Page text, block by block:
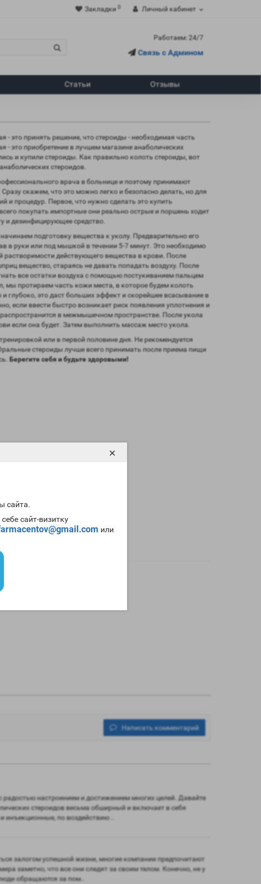
сайта.
сайт-визитку
или
×
Закладки 0 Личный кабинет
Работаем: 24/7
Связь с Админом
Статьи Отзывы
- это принять решение, что стероиды - необходимая часть
- это приобретение в лучшем магазине анаболических
и купили стероиды. Как правильно колоть стероиды, вот
стероидов.
врача в больнице и поэтому принимают
скажем, что это можно легко и безопасно делать, но для
и процедур. Первое, что нужно сделать это купить
покупать импортные они реально острые и поршень ходит
и дезинфицирующее средство.
подготовку вещества к уколу. Предварительно его
в руки или под мышкой в течении 5-7 минут. Это необходимо
растворимости действующего вещества в крови. После
вещество, стараясь не давать попадать воздуху. После
все остатки воздуха с помощью постукиванием пальцем
мы протираем часть кожи места, в которое будем колоть
глубоко, это даст больших эффект и скорейшее всасывание в
если ввести быстро возникает риск появления уплотнения и
в межмышечном пространстве. После укола
если она будет. Затем выполнить массаж место укола.
или в первой половине дня. Не рекомендуется
стероиды лучше всего принимать после приема пищи
Берегите себя и будьте здоровыми!
Написать комментарий
радостью настроением и достижением многих целей. Давайте
стероидов весьма обширный и включает в себя
инъекционные, по воздействию ..
залогом успешной жизни, многие компании предпочитают
заметно, что все они следят за своим телом. Конечно, не у
обращаются за пом..